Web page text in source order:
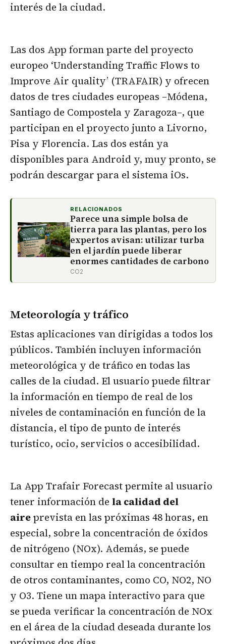
interés de la ciudad.
Las dos App forman parte del proyecto
europeo ‘Understanding Traffic Flows to
Improve Air quality’ (TRAFAIR) y ofrecen
datos de tres ciudades europeas –Módena,
Santiago de Compostela y Zaragoza–, que
participan en el proyecto junto a Livorno,
Pisa y Florencia. Las dos están ya
disponibles para Android y, muy pronto, se
podrán descargar para el sistema iOs.
RELACIONADOS
Parece una simple bolsa de
tierra para las plantas, pero los
expertos avisan: utilizar turba
en el jardín puede liberar
enormes cantidades de carbono
CO2
Meteorología y tráfico
Estas aplicaciones van dirigidas a todos los
públicos. También incluyen información
meteorológica y de tráfico en todas las
calles de la ciudad. El usuario puede filtrar
la información en tiempo de real de los
niveles de contaminación en función de la
distancia, el tipo de punto de interés
turístico, ocio, servicios o accesibilidad.
La App Trafair Forecast permite al usuario
tener información de la calidad del
aireprevista en las próximas 48 horas, en
especial, sobre la concentración de óxidos
de nitrógeno (NOx). Además, se puede
consultar en tiempo real la concentración
de otros contaminantes, como CO, NO2, NO
y O3. Tiene un mapa interactivo para que
se pueda verificar la concentración de NOx
en el área de la ciudad deseada durante los